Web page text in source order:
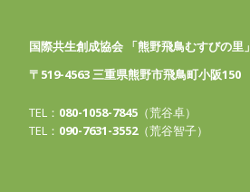
国際共生創成協会 「熊野飛鳥むすびの里」
〒519-4563 三重県熊野市飛鳥町小阪150
TEL： 080-1058-7845 （荒谷卓）
TEL： 090-7631-3552（荒谷智子）